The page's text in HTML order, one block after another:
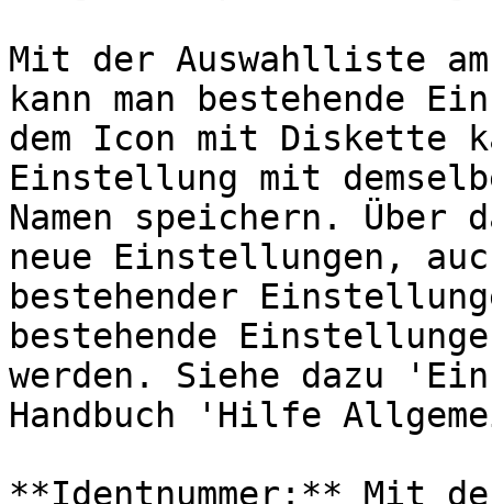
Mit der Auswahlliste
kann man bestehende
dem Icon mit Diskette
Einstellung mit
Namen speichern. Über
neue Einstellungen,
bestehender
bestehende
werden. Siehe dazu
Handbuch 'Hilfe
**Identnummer:** Mit